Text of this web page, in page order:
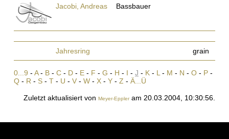
Jacobi, Andreas Bassbauer
Jahresring grain
0...9 - A- B - C - D - E - F - G - H - I - J - K - L - M - N - O - P -
Q - R - S - T - U - V - W - X - Y - Z - Ä...Ü
Zuletzt aktualisiert von Meyer-Eppleram 20.03.2004, 10:30:56.